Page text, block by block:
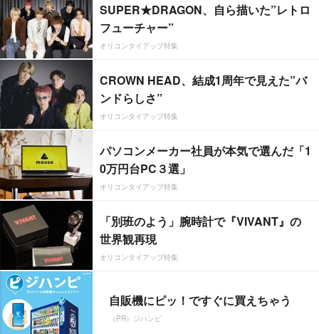
SUPER★DRAGON、自ら描いた”レトロ
フューチャー”
オリコンタイアップ特集
CROWN HEAD、結成1周年で見えた”バ
ンドらしさ”
オリコンタイアップ特集
パソコンメーカー社員が本気で選んだ「1
0万円台PC３選」
オリコンタイアップ特集
「別班のよう」腕時計で『VIVANT』の
世界観再現
オリコンタイアップ特集
自販機にピッ！ですぐに買えちゃう
（PR）ジハンピ